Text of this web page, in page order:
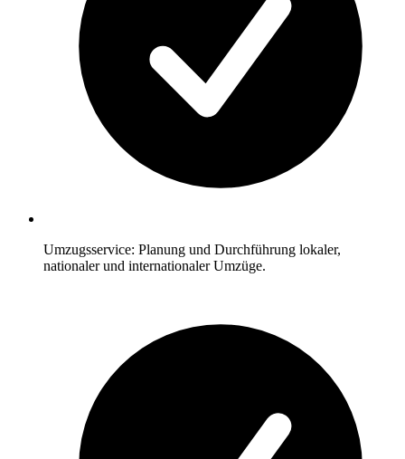
Umzugsservice: Planung und Durchführung lokaler,
nationaler und internationaler Umzüge.